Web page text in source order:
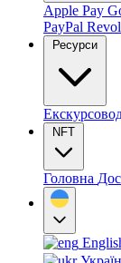
Apple Pay
PayPal
Ресурси
NFT
Головна